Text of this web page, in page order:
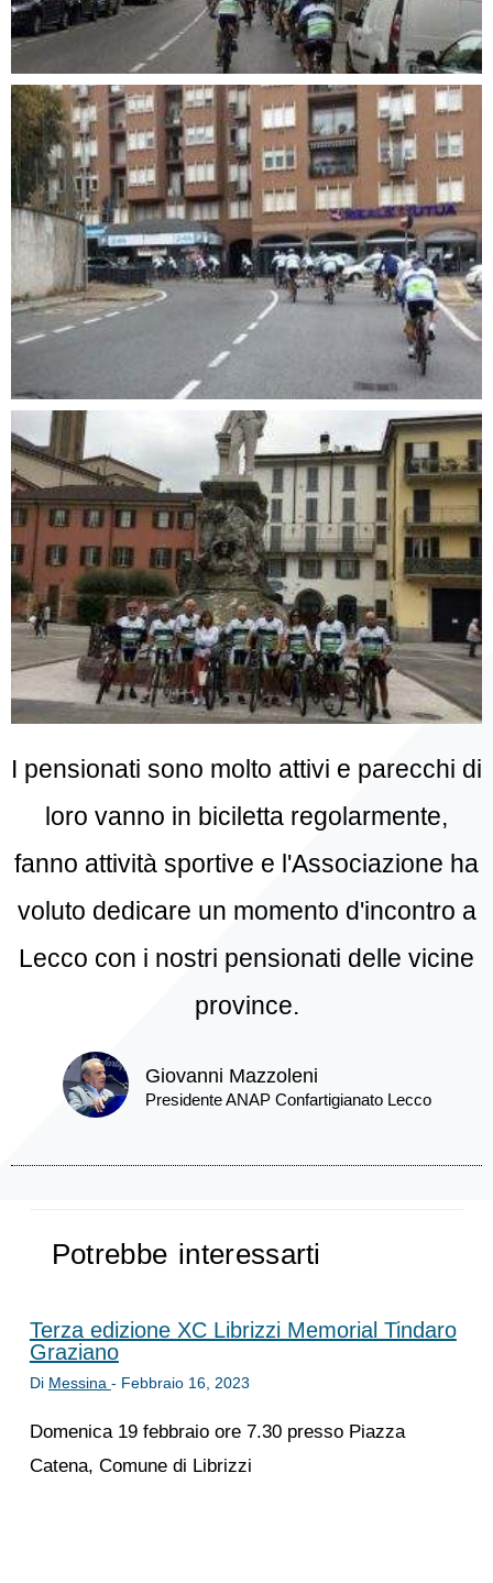
I pensionati sono molto attivi e parecchi di
loro vanno in biciletta regolarmente,
fanno attività sportive e l'Associazione ha
voluto dedicare un momento d'incontro a
Lecco con i nostri pensionati delle vicine
province.
Giovanni Mazzoleni
Presidente ANAP Confartigianato Lecco
Potrebbe interessarti
Terza edizione XC Librizzi Memorial Tindaro
Graziano
Di Messina - Febbraio 16, 2023
Domenica 19 febbraio ore 7.30 presso Piazza
Catena, Comune di Librizzi